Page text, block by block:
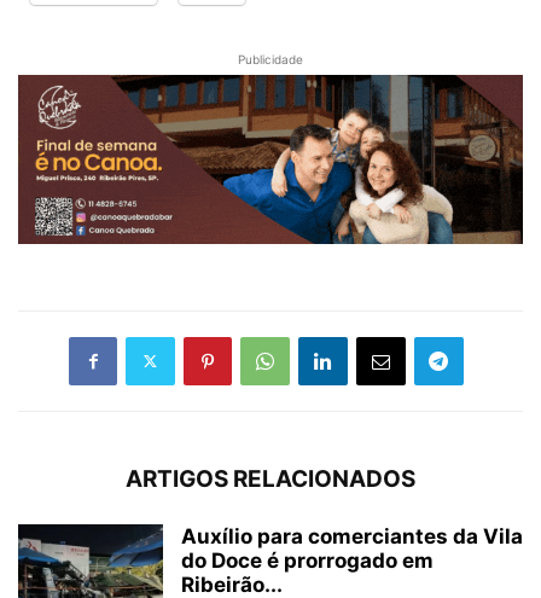
Publicidade
ARTIGOS RELACIONADOS
Auxílio para comerciantes da Vila
do Doce é prorrogado em
Ribeirão...